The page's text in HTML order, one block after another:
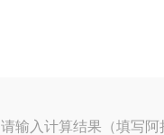
请输入计算结果（填写